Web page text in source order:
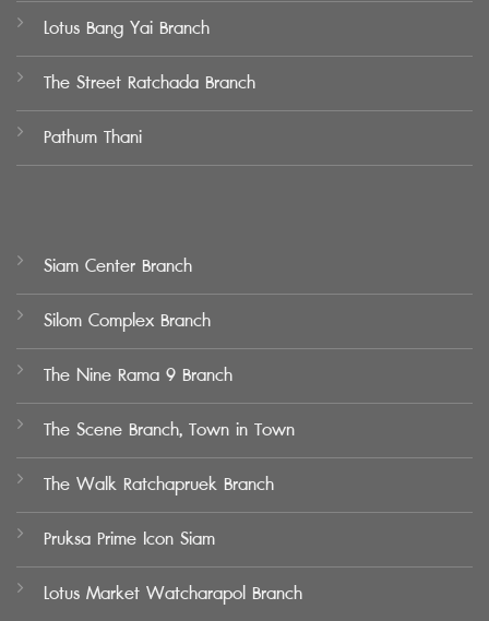
Lotus Bang Yai Branch
The Street Ratchada Branch
Pathum Thani
Siam Center Branch
Silom Complex Branch
The Nine Rama 9 Branch
The Scene Branch, Town in Town
The Walk Ratchapruek Branch
Pruksa Prime Icon Siam
Lotus Market Watcharapol Branch